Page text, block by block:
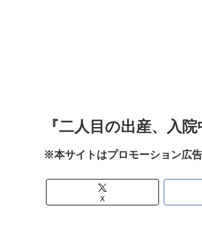
『二人目の出産、入
※本サイトはプロモーション広
X